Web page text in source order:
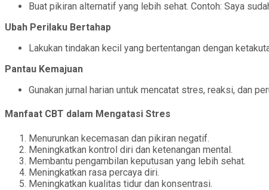
Buat pikiran alternatif yang lebih sehat. Contoh: Saya
Ubah Perilaku Bertahap
Lakukan tindakan kecil yang bertentangan dengan
Pantau Kemajuan
Gunakan jurnal harian untuk mencatat stres, reaksi, dan
Manfaat CBT dalam Mengatasi Stres
Menurunkan kecemasan dan pikiran negatif.
Meningkatkan kontrol diri dan ketenangan mental.
Membantu pengambilan keputusan yang lebih sehat.
Meningkatkan rasa percaya diri.
Meningkatkan kualitas tidur dan konsentrasi.